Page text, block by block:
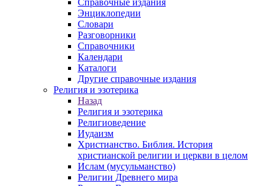
Справочные издания
Энциклопедии
Словари
Разговорники
Справочники
Календари
Каталоги
Другие справочные издания
Религия и эзотерика
Назад
Религия и эзотерика
Религиоведение
Иудаизм
Христианство. Библия. История
христианской религии и церкви в целом
Ислам (мусульманство)
Религии Древнего мира